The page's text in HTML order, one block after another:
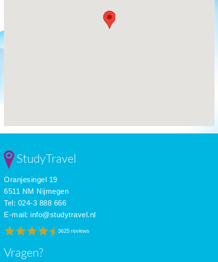
StudyTravel
Oranjesingel 19
6511 NM Nijmegen
Tel: 024-3 888 666
E-mail: info@studytravel.nl
3625 reviews
Vragen?